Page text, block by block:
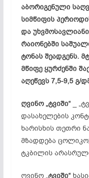
აბორიგენული
სიმწიფის
და
რაიონებში
ტონას შეადგენს.
მწიფე ყურძენში
აღეწევს 7,5-9,5 გ/
ღვინო „ტვიში“_
დასახელების
ხარისხის თეთრი
მზადდება
ტკბილის
ღვინო „ტვიში“